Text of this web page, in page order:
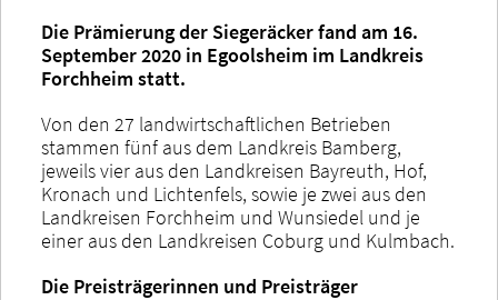
Die Prämierung der Siegeräcker fand am 16.
September 2020 in Egoolsheim im Landkreis
Forchheim statt.
Von den 27 landwirtschaftlichen Betrieben
stammen fünf aus dem Landkreis Bamberg,
jeweils vier aus den Landkreisen Bayreuth, Hof,
Kronach und Lichtenfels, sowie je zwei aus den
Landkreisen Forchheim und Wunsiedel und je
einer aus den Landkreisen Coburg und Kulmbach.
Die Preisträgerinnen und Preisträger